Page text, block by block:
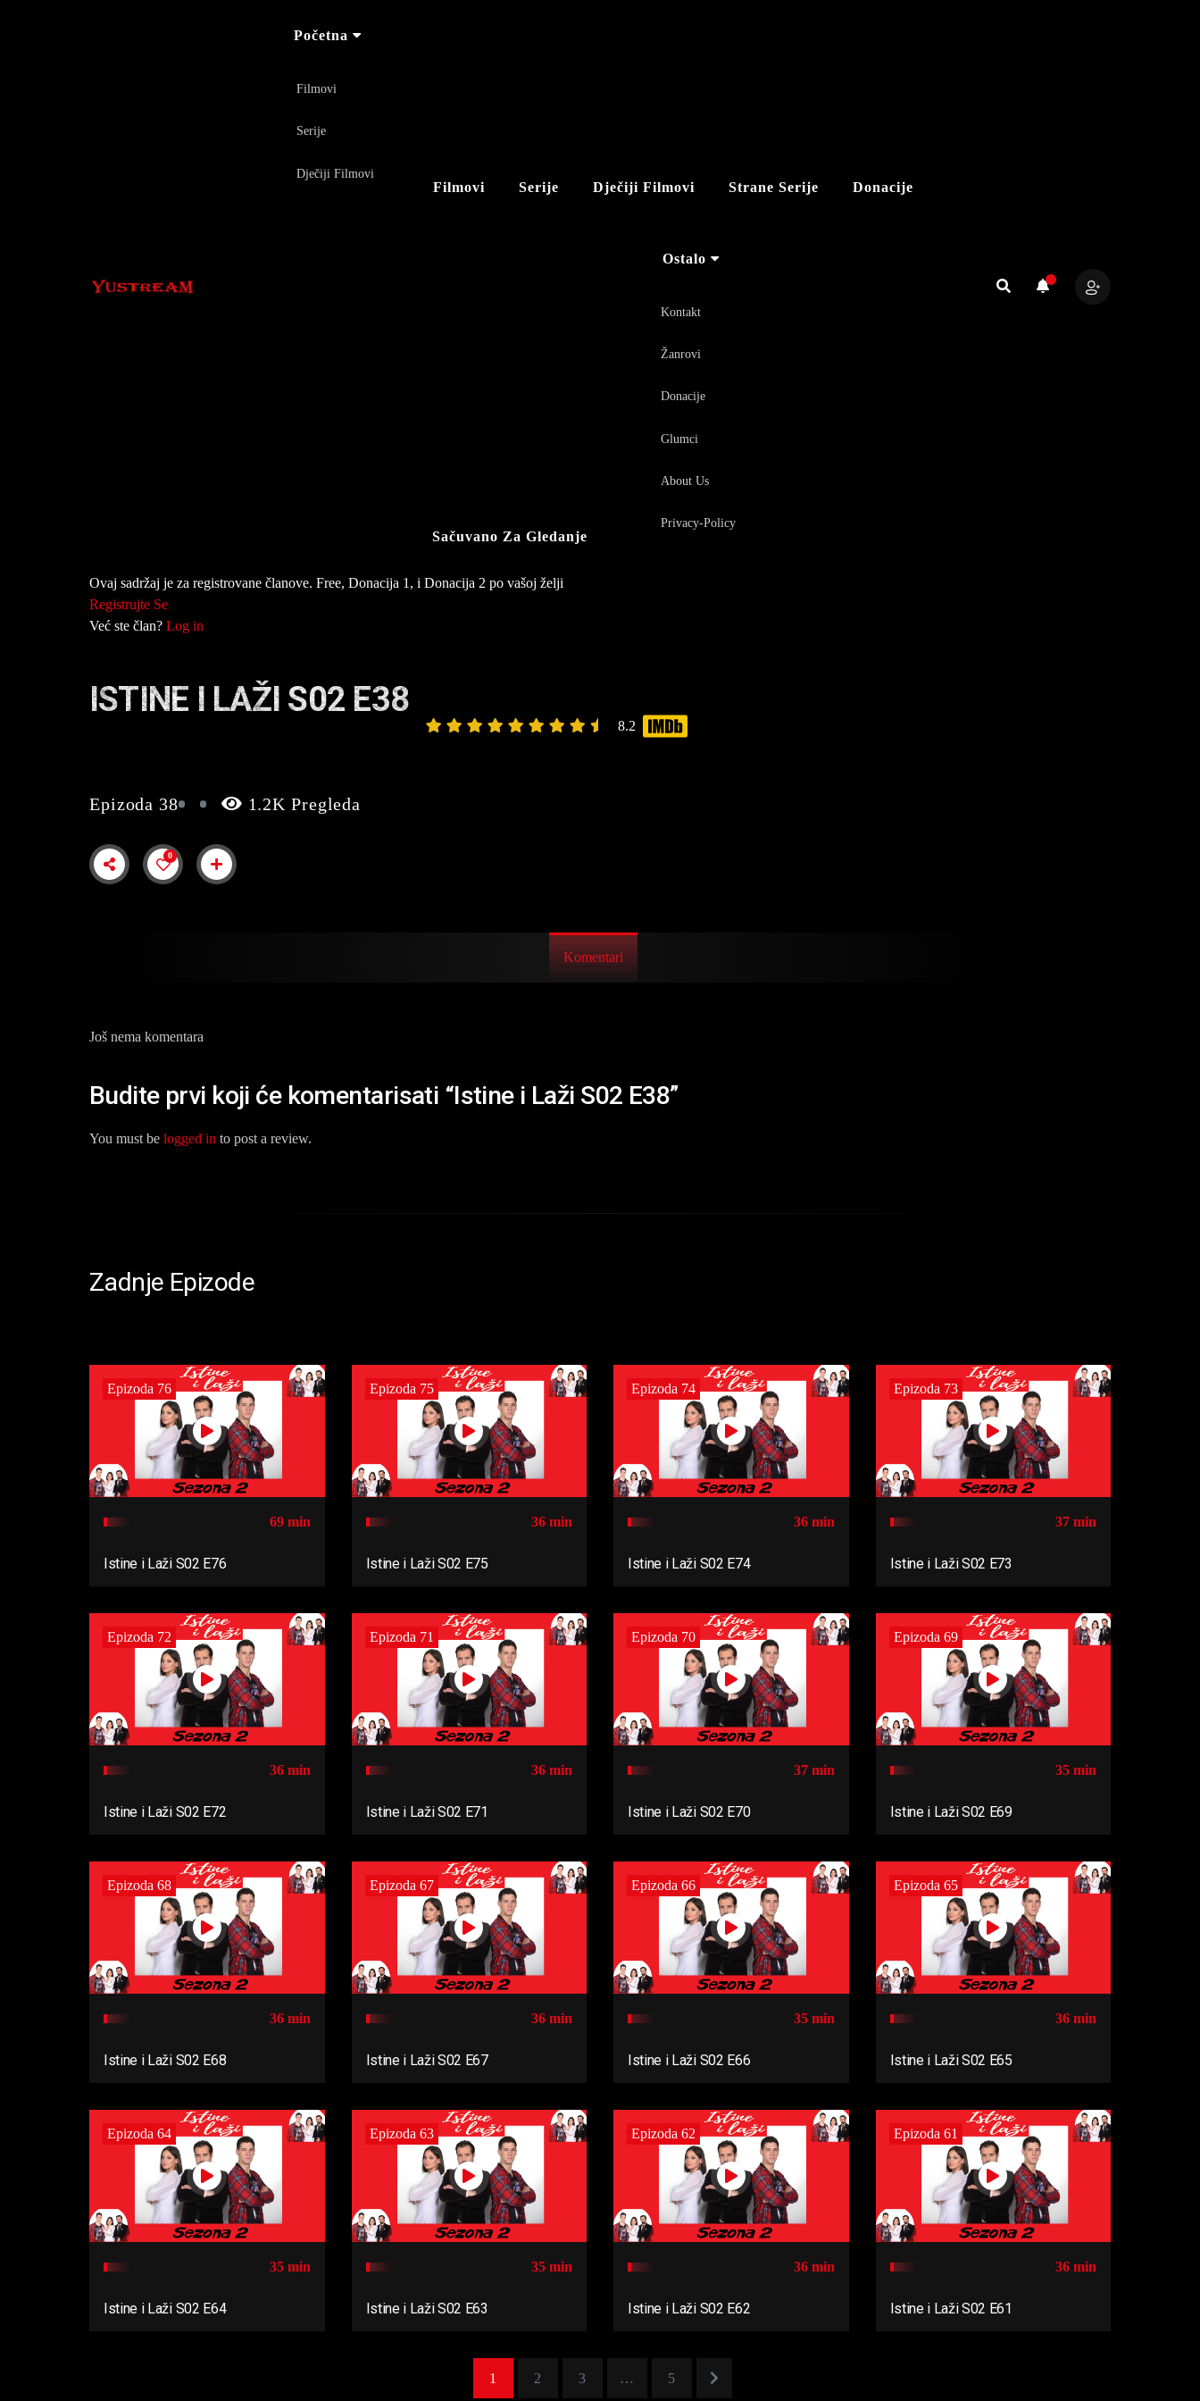
Početna
Filmovi
Serije
Dječiji Filmovi
Filmovi Serije Dječiji Filmovi Strane Serije Donacije
Sačuvano Za Gledanje
Ostalo
Kontakt
Žanrovi
Donacije
Glumci
About Us
Privacy-Policy
Ovaj sadržaj je za registrovane članove. Free, Donacija 1, i Donacija 2 po vašoj želji
Registrujte Se
Već ste član? Log in
ISTINE I LAŽI S02 E38
8.2
Epizoda 38 1.2K Pregleda
0
Komentari
Još nema komentara
Budite prvi koji će komentarisati “Istine i Laži S02 E38”
You must be logged in to post a review.
Zadnje Epizode
Epizoda 76
69 min
Istine i Laži S02 E76
Epizoda 75
36 min
Istine i Laži S02 E75
Epizoda 74
36 min
Istine i Laži S02 E74
Epizoda 73
37 min
Istine i Laži S02 E73
Epizoda 72
36 min
Istine i Laži S02 E72
Epizoda 71
36 min
Istine i Laži S02 E71
Epizoda 70
37 min
Istine i Laži S02 E70
Epizoda 69
35 min
Istine i Laži S02 E69
Epizoda 68
36 min
Istine i Laži S02 E68
Epizoda 67
36 min
Istine i Laži S02 E67
Epizoda 66
35 min
Istine i Laži S02 E66
Epizoda 65
36 min
Istine i Laži S02 E65
Epizoda 64
35 min
Istine i Laži S02 E64
Epizoda 63
35 min
Istine i Laži S02 E63
Epizoda 62
36 min
Istine i Laži S02 E62
Epizoda 61
36 min
Istine i Laži S02 E61
1 2 3 … 5